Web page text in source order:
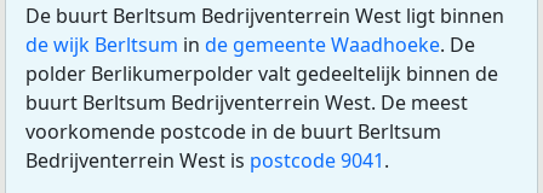
De buurt Berltsum Bedrijventerrein West ligt binnen
de wijk Berltsum in de gemeente Waadhoeke. De
polder Berlikumerpolder valt gedeeltelijk binnen de
buurt Berltsum Bedrijventerrein West. De meest
voorkomende postcode in de buurt Berltsum
Bedrijventerrein West is postcode 9041.